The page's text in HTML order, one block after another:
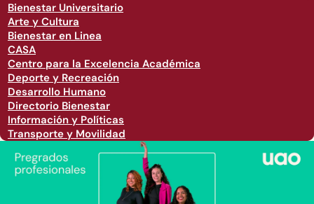
Bienestar Universitario
Arte y Cultura
Bienestar en Linea
CASA
Centro para la Excelencia Académica
Deporte y Recreación
Desarrollo Humano
Directorio Bienestar
Información y Políticas
Transporte y Movilidad